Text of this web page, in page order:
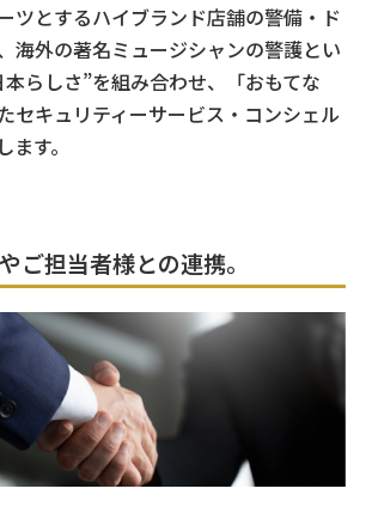
ツとするハイブランド店舗の警備・ド
海外の著名ミュージシャンの警護とい
本らしさ”を組み合わせ、「おもてな
セキュリティーサービス・コンシェル
す。
ご担当者様との連携。